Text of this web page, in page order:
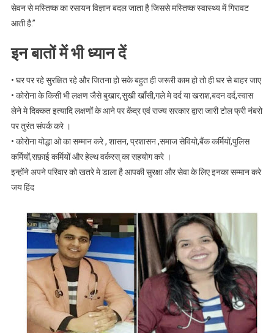
सेवन से मस्तिष्क का रसायन विज्ञान बदल जाता है जिससे मस्तिष्क स्वास्थ्य में गिरावट
आती है.”
इन बातों में भी ध्यान दें
• घर पर रहे सुरक्षित रहे और जितना हो सके बहुत ही जरूरी काम हो तो ही घर से बाहर जाए
• कोरोना के किसी भी लक्षण जैसे बुखार,सुखी खाँसी,गले मे दर्द या खराश,बदन दर्द,स्वास
लेने मे दिक्कत इत्यादि लक्षणों के आने पर केंद्र एवं राज्य सरकार द्वारा जारी टोल फ्री नंबरो
पर तुरंत संपर्क करे ।
• कोरोना योद्धा ओ का सम्मान करे , शासन, प्रशासन ,समाज सेवियो,बैंक कर्मियों,पुलिस
कर्मियों,सफ़ाई कर्मियों और हेल्थ वर्करस् का सहयोग करे ।
इन्होंने अपने परिवार को खतरे मे डाला है आपकी सुरक्षा और सेवा के लिए इनका सम्मान करे
जय हिंद